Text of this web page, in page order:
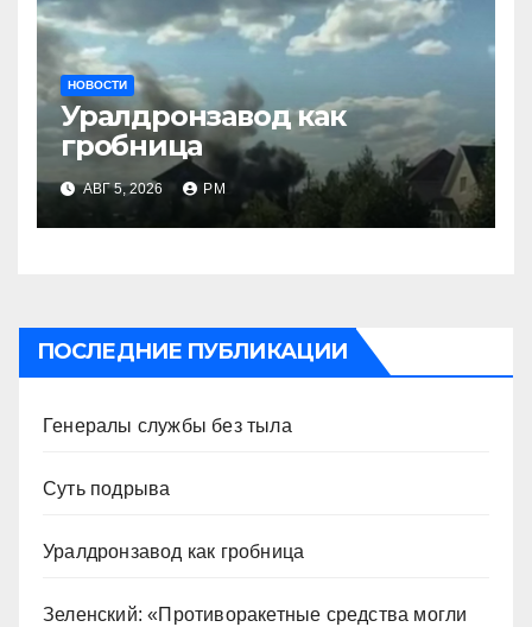
НОВОСТИ
Уралдронзавод как
гробница
АВГ 5, 2026 РМ
ПОСЛЕДНИЕ ПУБЛИКАЦИИ
Генералы службы без тыла
Суть подрыва
Уралдронзавод как гробница
Зеленский: «Противоракетные средства могли